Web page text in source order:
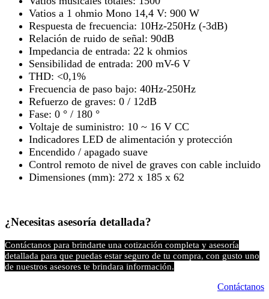
Vatios a 1 ohmio Mono 14,4 V: 900 W
Respuesta de frecuencia: 10Hz-250Hz (-3dB)
Relación de ruido de señal: 90dB
Impedancia de entrada: 22 k ohmios
Sensibilidad de entrada: 200 mV-6 V
THD: <0,1%
Frecuencia de paso bajo: 40Hz-250Hz
Refuerzo de graves: 0 / 12dB
Fase: 0 ° / 180 °
Voltaje de suministro: 10 ~ 16 V CC
Indicadores LED de alimentación y protección
Encendido / apagado suave
Control remoto de nivel de graves con cable incluido
Dimensiones (mm): 272 x 185 x 62
¿Necesitas asesoría detallada?
Contáctanos para brindarte una cotización completa y asesoría
detallada para que puedas estar seguro de tu compra, con gusto uno
de nuestros asesores te brindara información.
Contáctanos